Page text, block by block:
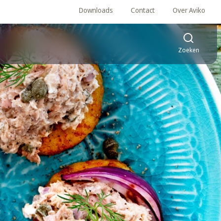
Downloads Contact Over Aviko
Zoeken